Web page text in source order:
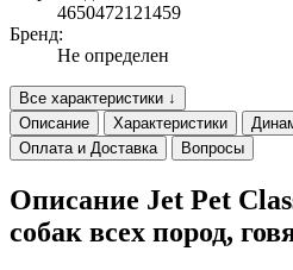
4650472121459
Бренд:
Не определен
Все характеристики ↓
Описание
Характеристики
Оплата и Доставка
Вопросы
Описание Jet Pet
собак всех пород,